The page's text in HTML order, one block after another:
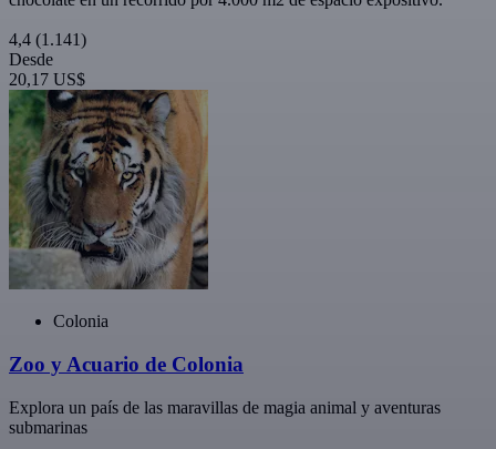
4,4 (1.141)
Desde
20,17 US$
Colonia
Zoo y Acuario de Colonia
Explora un país de las maravillas de magia animal y aventuras
submarinas